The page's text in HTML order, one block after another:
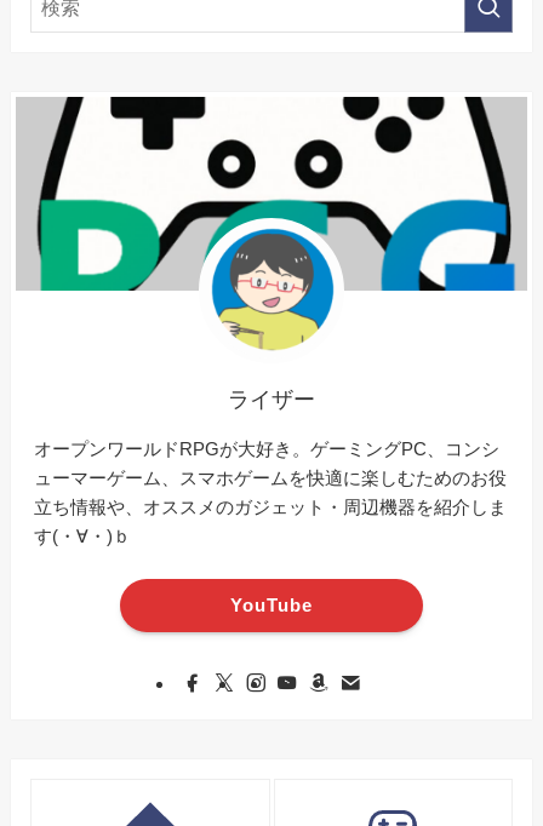
ライザー
オープンワールドRPGが大好き。ゲーミングPC、コンシ
ューマーゲーム、スマホゲームを快適に楽しむためのお役
立ち情報や、オススメのガジェット・周辺機器を紹介しま
す(・∀・)ｂ
YouTube